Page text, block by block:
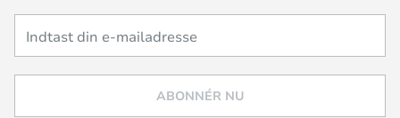
ABONNÉR NU